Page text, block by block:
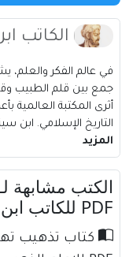
الكاتب
في عالم الفكر
جمع بين قلم الطبيب
أثرى المكتبة العالمية
التاريخ الإسلامي. ابن
المزيد
الكتب مشابهة
PDF للكاتب ابن سينا